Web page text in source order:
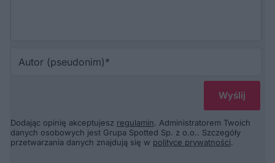
Dodając opinię akceptujesz regulamin. Administratorem Twoich
danych osobowych jest Grupa Spotted Sp. z o.o.. Szczegóły
przetwarzania danych znajdują się w polityce prywatności.